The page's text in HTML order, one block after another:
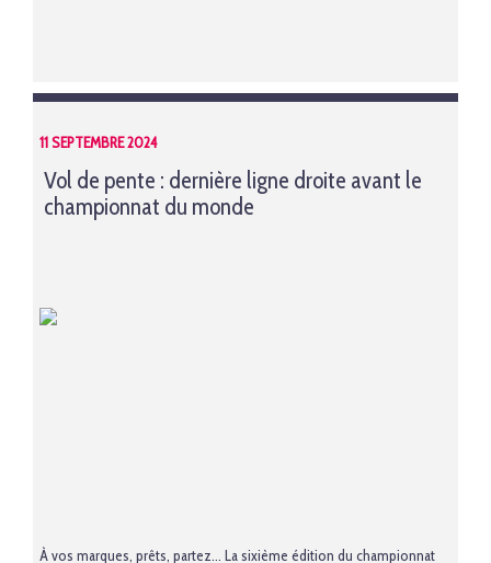
11 SEPTEMBRE 2024
Vol de pente : dernière ligne droite avant le
championnat du monde
À vos marques, prêts, partez… La sixième édition du championnat